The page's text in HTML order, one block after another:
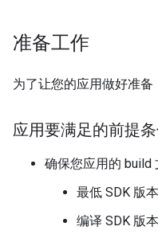
准备工作
为了让您的应用做好准备
应用要满足的前提
确保您应用的 build
最低 SDK 版本
编译 SDK 版本